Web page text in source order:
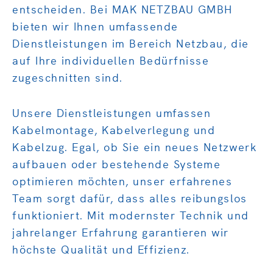
entscheiden. Bei MAK NETZBAU GMBH
bieten wir Ihnen umfassende
Dienstleistungen im Bereich Netzbau, die
auf Ihre individuellen Bedürfnisse
zugeschnitten sind.
Unsere Dienstleistungen umfassen
Kabelmontage, Kabelverlegung und
Kabelzug. Egal, ob Sie ein neues Netzwerk
aufbauen oder bestehende Systeme
optimieren möchten, unser erfahrenes
Team sorgt dafür, dass alles reibungslos
funktioniert. Mit modernster Technik und
jahrelanger Erfahrung garantieren wir
höchste Qualität und Effizienz.